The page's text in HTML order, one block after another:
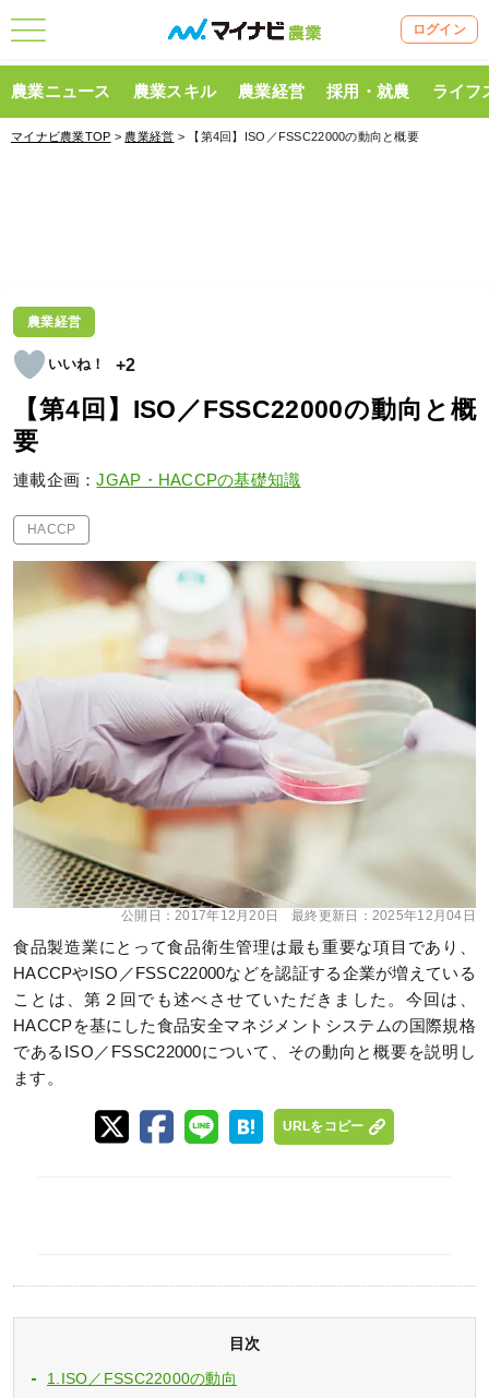
ログイン
農業ニュース 農業スキル 農業経営 採用・就農 ライフ
マイナビ農業TOP > 農業経営 > 【第4回】ISO／FSSC22000の動向と概要
農業経営
+2
【第4回】ISO／FSSC22000の動向と概
要
連載企画：JGAP・HACCPの基礎知識
HACCP
公開日：2017年12月20日 最終更新日： 2025年12月04日
食品製造業にとって食品衛生管理は最も重要な項目であり、
HACCPやISO／FSSC22000などを認証する企業が増えている
ことは、第２回でも述べさせていただきました。今回は、
HACCPを基にした食品安全マネジメントシステムの国際規格
であるISO／FSSC22000について、その動向と概要を説明し
ます。
URLをコピー
目次
1.ISO／FSSC22000の動向